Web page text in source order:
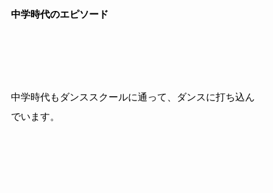
中学時代のエピソード
中学時代もダンススクールに通って、ダンスに打ち込ん
でいます。